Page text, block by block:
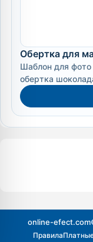
Обертка для
Шаблон для
обертка
online-efect.com
Правила